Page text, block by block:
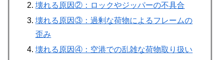
壊れる原因②：ロックやジッパーの不具合
壊れる原因③：過剰な荷物によるフレームの
歪み
壊れる原因④：空港での乱雑な荷物取り扱い